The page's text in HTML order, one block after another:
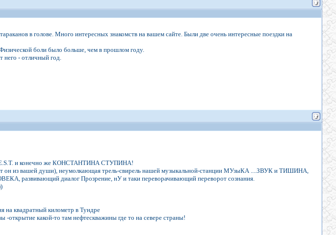
в голове. Много интересных знакомств на вашем сайте. Были две очень интересные поездки на
боли было больше, чем в прошлом году.
него - отличный год.
E.S.T. и конечно же КОНСТАНТИНА СТУПИНА!
он из вашей души), неумолкающая трель-свирель нашей музыкальной-станции МУзыКА ....ЗВУК и ТИШИНА,
развивающий диалог Прозрение, нУ и таки переворачивающий переворот сознания.
на квадратный километр в Тундре
-открытие какой-то там нефтескважины где то на севере страны!